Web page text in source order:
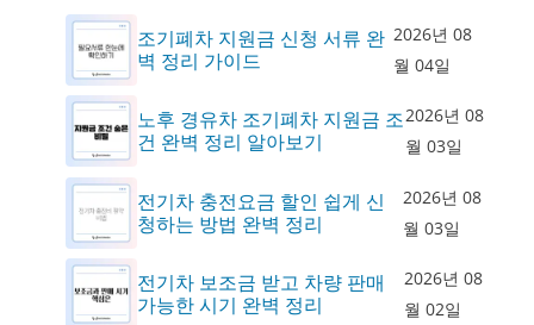
조기폐차 지원금 신청 서류 완
벽 정리 가이드
2026년 08
월 04일
노후 경유차 조기폐차 지원금 조
건 완벽 정리 알아보기
2026년 08
월 03일
전기차 충전요금 할인 쉽게 신
청하는 방법 완벽 정리
2026년 08
월 03일
전기차 보조금 받고 차량 판매
가능한 시기 완벽 정리
2026년 08
월 02일